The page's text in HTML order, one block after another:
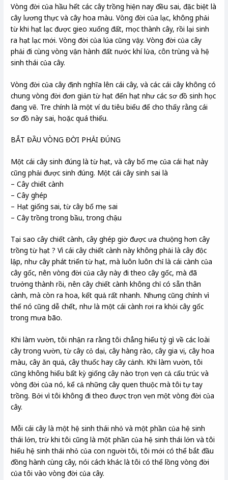
Vòng đời của hầu hết các cây trồng hiện nay đều sai, đặc biệt là
cây lương thực và cây hoa màu. Vòng đời của lạc, không phải
từ khi hạt lạc được gieo xuống đất, mọc thành cây, rồi lại sinh
ra hạt lạc mới. Vòng đời của lúa cũng vậy. Vòng đời của cây
phải đi cùng vòng vận hành đất nước khí lửa, côn trùng và hệ
sinh thái của cây.
Vòng đời của cây định nghĩa lên cái cây, và các cái cây không có
chung vòng đời đơn giản từ hạt đến hạt như các sơ đồ sinh học
đang vẽ. Tre chính là một ví du tiêu biểu để cho thấy rằng cái
sơ đồ này sai, hoặc quá thiếu.
BẮT ĐẦU VÒNG ĐỜI PHẢI ĐÚNG
Một cái cây sinh đúng là từ hạt, và cây bố mẹ của cái hạt này
cũng phải được sinh đúng. Một cái cây sinh sai là
– Cây chiết cành
– Cây ghép
– Hạt giống sai, từ cây bố mẹ sai
– Cây trồng trong bầu, trong chậu
Tại sao cây chiết cành, cây ghép giờ được ưa chuộng hơn cây
trồng từ hạt ? Vì cái cây chiết cành này không phải là cây độc
lập, như cây phát triển từ hạt, mà luôn luôn chỉ là cái cành của
cây gốc, nên vòng đời của cây này đi theo cây gốc, mà đã
trưởng thành rồi, nên cây chiết cành không chỉ có sẵn thân
cành, mà còn ra hoa, kết quả rất nhanh. Nhưng cũng chính vì
thế nó cũng dễ chết, như là một cái cành rơi ra khỏi cây gốc
trong mưa bão.
Khi làm vườn, tôi nhận ra rằng tôi chẳng hiểu tý gì về các loài
cây trong vườn, từ cây cỏ dại, cây hàng rào, cây gia vị, cây hoa
màu, cây ăn quả, cây thuốc hay cây cảnh. Khi làm vườn, tôi
cũng không hiểu bất kỳ giống cây nào trọn vẹn cả cấu trúc và
vòng đời của nó, kể cả những cây quen thuộc mà tôi tự tay
trồng. Bởi vì tôi không đi theo được trọn vẹn một vòng đời của
cây.
Mỗi cái cây là một hệ sinh thái nhỏ và một phần của hệ sinh
thái lớn, trừ khi tôi cũng là một phần của hệ sinh thái lớn và tôi
hiểu hệ sinh thái nhỏ của con người tôi, tôi mới có thể bắt đầu
đồng hành cùng cây, nói cách khác là tôi có thể lồng vòng đời
của tôi vào vòng đời của cây.